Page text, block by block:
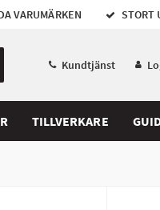
VARUMÄRKEN STORT
Kundtjänst
TILLVERKARE